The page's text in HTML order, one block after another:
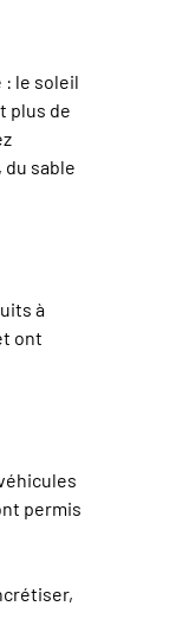
: le soleil
plus de
du sable
à
ont
permis